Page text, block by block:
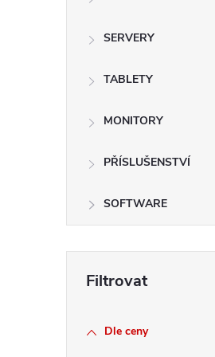
SERVERY
TABLETY
MONITORY
PŘÍSLUŠENSTVÍ
SOFTWARE
Dle ceny